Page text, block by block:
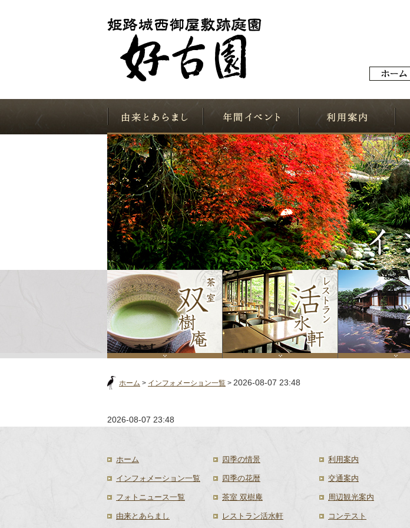
ホーム > インフォメーション一覧 > 2026-08-07 23:48
2026-08-07 23:48
ホーム
インフォメーション一覧
フォトニュース一覧
由来とあらまし
四季の情景
四季の花暦
茶室 双樹庵
レストラン活水軒
利用案内
交通案内
周辺観光案内
コンテスト